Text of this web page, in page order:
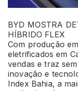
BYD MOSTRA
HÍBRIDO FLEX
Com produção
eletrificados em
vendas e traz
inovação e
Index Bahia, a